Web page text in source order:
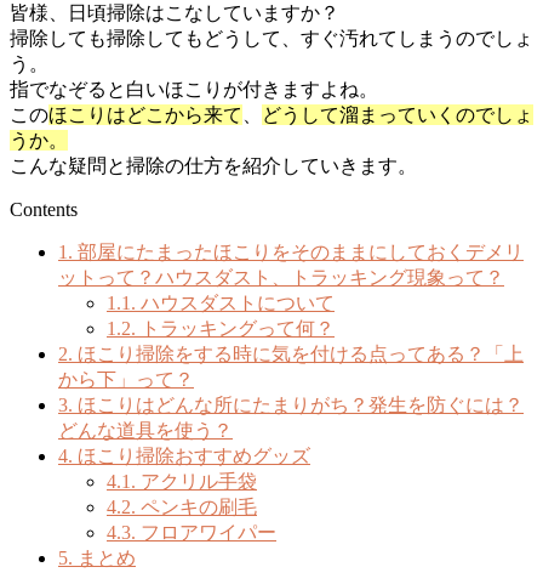
皆様、日頃掃除はこなしていますか？
掃除しても掃除してもどうして、すぐ汚れてしまうのでしょ
う。
指でなぞると白いほこりが付きますよね。
このほこりはどこから来て
どうして溜まっていくのでしょ
うか。
こんな疑問と掃除の仕方を紹介していきます。
Contents
1. 部屋にたまったほこりをそのままにしておくデメリ
ットって？ハウスダスト、トラッキング現象って？
1.1. ハウスダストについて
1.2. トラッキングって何？
2. ほこり掃除をする時に気を付ける点ってある？「上
から下」って？
3. ほこりはどんな所にたまりがち？発生を防ぐには？
どんな道具を使う？
4. ほこり掃除おすすめグッズ
4.1. アクリル手袋
4.2. ペンキの刷毛
4.3. フロアワイパー
5. まとめ